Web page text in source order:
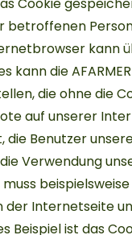
betroffenen
kann
kann die
die ohne die
auf unserer
Benutzer
Verwendung
der Internetseite
Beispiel ist das